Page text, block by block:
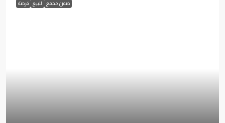
ضمن مجمع للبيع فرصة